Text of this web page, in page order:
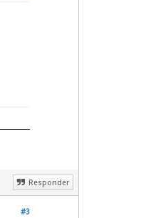
Responder
#3